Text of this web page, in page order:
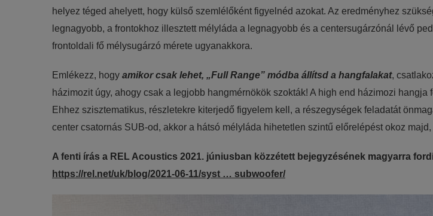
helyez téged ahelyett, hogy külső szemlélőként figyelnéd azokat. Az eredményhez
legnagyobb, a frontokhoz illesztett mélyláda a legnagyobb és a centersugárzónál lévő
frontoldali fő mélysugárzó mérete ugyanakkora.
Emlékezz, hogy amikor csak lehet, „Full Range” módba állítsd a hangfalakat,
házimozit úgy, ahogy csak a legjobb hangmérnökök szokták! A high end házimozi
Ehhez szisztematikus, részletekre kiterjedő figyelem kell, a részegységek feladatát
center csatornás SUB-od, akkor a hátsó mélyláda hihetetlen szintű előrelépést okoz
A fenti írás a REL Acoustics 2021. júniusban közzétett bejegyzésének magyarra
https://rel.net/uk/blog/2021-06-11/syst … subwoofer/